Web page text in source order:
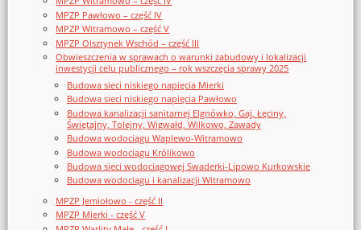
MPZP Pawłowo – część IV
MPZP Witramowo – część V
MPZP Olsztynek Wschód – część III
Obwieszczenia w sprawach o warunki zabudowy i lokalizacji
inwestycji celu publicznego – rok wszczęcia sprawy 2025
Budowa sieci niskiego napięcia Mierki
Budowa sieci niskiego napięcia Pawłowo
Budowa kanalizacji sanitarnej Elgnówko, Gaj, Łęciny,
Świętajny, Tolejny, Wigwałd, Wilkowo, Zawady
Budowa wodociągu Waplewo-Witramowo
Budowa wodociągu Królikowo
Budowa sieci wodociągowej Swaderki-Lipowo Kurkowskie
Budowa wodociągu i kanalizacji Witramowo
MPZP Jemiołowo - część II
MPZP Mierki - część V